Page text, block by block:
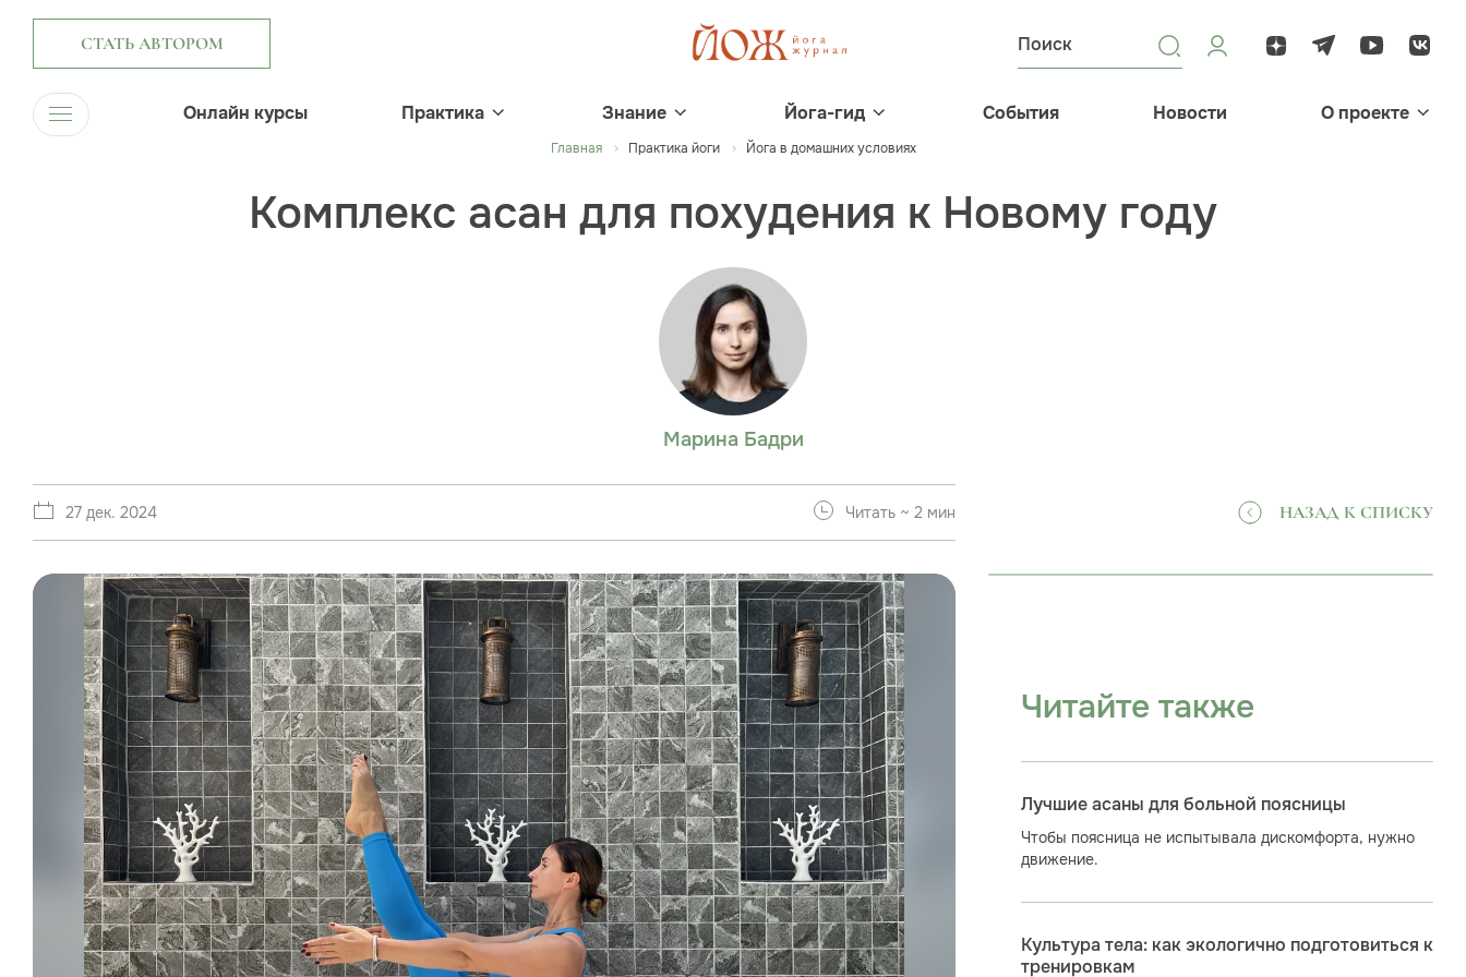
СТАТЬ АВТОРОМ
Онлайн курсы Практика Знание Йога-гид События Новости О проекте
Главная Практика йоги Йога в домашних условиях
Комплекс асан для похудения к Новому году
Марина Бадри
27 дек. 2024 Читать ~ 2 мин НАЗАД К СПИСКУ
Читайте также
Лучшие асаны для больной поясницы
Чтобы поясница не испытывала дискомфорта, нужно
движение.
Культура тела: как экологично подготовиться к
тренировкам